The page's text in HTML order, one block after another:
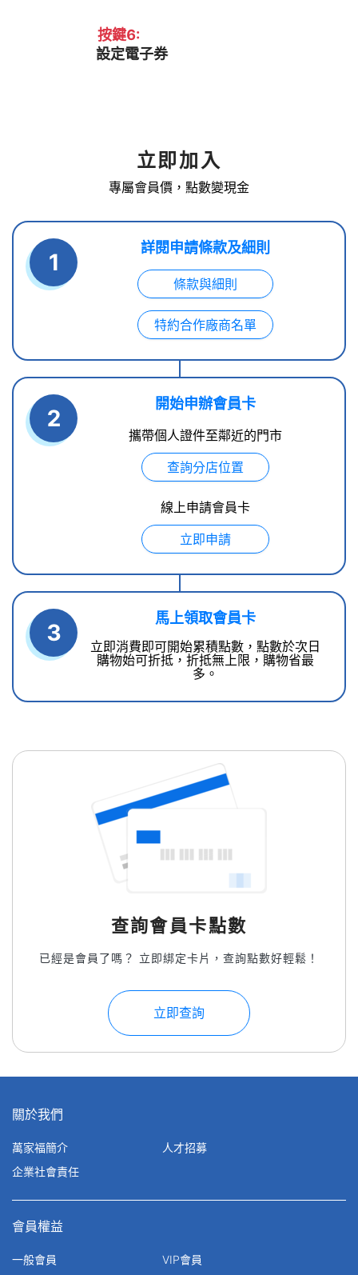
按鍵6:
設定電子券
立即加入
專屬會員價，點數變現金
1
詳閱申請條款及細則
條款與細則
特約合作廠商名單
2
開始申辦會員卡
攜帶個人證件至鄰近的門市
查詢分店位置
線上申請會員卡
立即申請
3
馬上領取會員卡
立即消費即可開始累積點數，點數於次日
購物始可折抵，折抵無上限，購物省最
多。
查詢會員卡點數
已經是會員了嗎？ 立即綁定卡片，查詢點數好輕鬆！
立即查詢
關於我們
萬家福簡介
人才招募
企業社會責任
會員權益
一般會員
VIP會員